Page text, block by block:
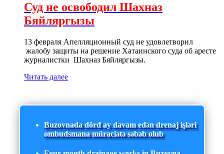
Суд не освободил Шахназ
Бяйляргызы
13 февраля Апелляционный суд не удовлетворил
жалобу защиты на решение Хатаинского суда об аресте
журналистки Шахназ Бяйляргызы.
Читать далее
Buzovnada dörd ay davam edən drenaj işləri
ombudsmana müraciətə səbəb olub